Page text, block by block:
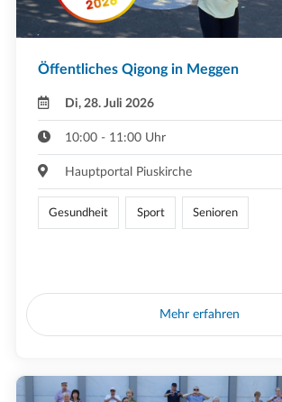
Öffentliches Qigong in Meggen
Di, 28. Juli 2026
10:00 - 11:00 Uhr
Hauptportal Piuskirche
Gesundheit Sport Senioren
Mehr erfahren